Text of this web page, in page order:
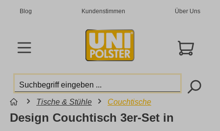
Blog Kundenstimmen Über Uns
Tische & Stühle Couchtische
Design Couchtisch 3er-Set in